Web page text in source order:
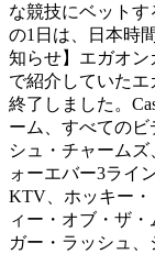
な競技にベット
の1日は、日本時
知らせ】エガオン
で紹介していたエ
終了しました。
ーム、すべての
シュ・チャーム
ォーエバー3ライ
KTV、ホッキー
ィー・オブ・ザ
ガー・ラッシュ